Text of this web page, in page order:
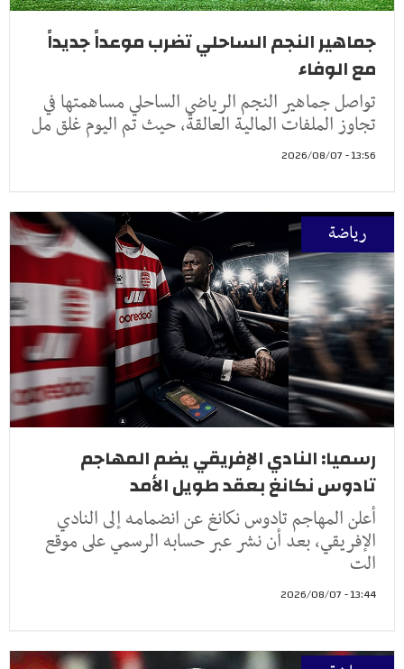
جماهير النجم الساحلي تضرب موعداً جديداً
مع الوفاء
تواصل جماهير النجم الرياضي الساحلي مساهمتها في
تجاوز الملفات المالية العالقة، حيث تم اليوم غلق مل
13:56 - 2026/08/07
رياضة
رسميا: النادي الإفريقي يضم المهاجم
تادوس نكانغ بعقد طويل الأمد
أعلن المهاجم تادوس نكانغ عن انضمامه إلى النادي
الإفريقي، بعد أن نشر عبر حسابه الرسمي على موقع
الت
13:44 - 2026/08/07